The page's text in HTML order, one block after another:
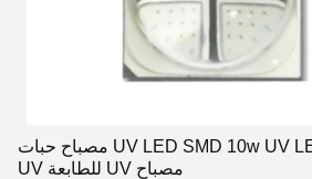
UV LED SMD 10w UV LED Chip 6565-6868 مصباح حبات
مصباح UV للطابعة UV